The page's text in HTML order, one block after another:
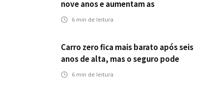
nove anos e aumentam as
oportunidades para o seguro residencial
6 min de leitura
Carro zero fica mais barato após seis
anos de alta, mas o seguro pode
acompanhar essa queda?
6 min de leitura